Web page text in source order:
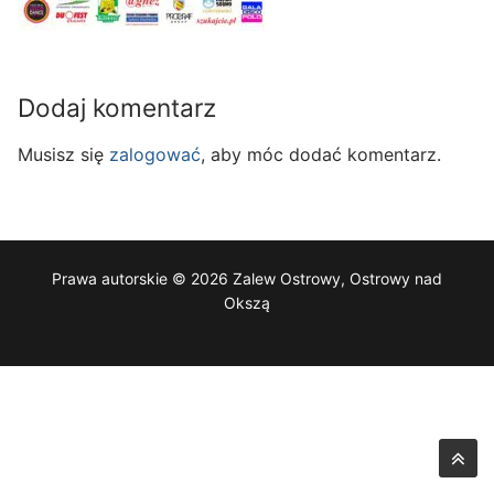
Dodaj komentarz
Musisz się zalogować, aby móc dodać komentarz.
Prawa autorskie © 2026 Zalew Ostrowy, Ostrowy nad
Okszą